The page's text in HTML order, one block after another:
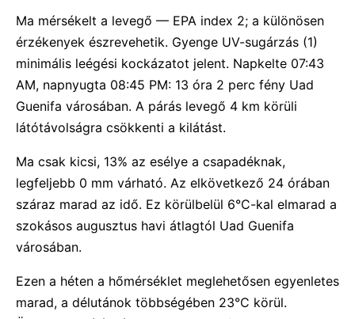
Ma mérsékelt a levegő — EPA index 2; a különösen
érzékenyek észrevehetik. Gyenge UV-sugárzás (1)
minimális leégési kockázatot jelent. Napkelte 07:43
AM, napnyugta 08:45 PM: 13 óra 2 perc fény Uad
Guenifa városában. A párás levegő 4 km körüli
látótávolságra csökkenti a kilátást.
Ma csak kicsi, 13% az esélye a csapadéknak,
legfeljebb 0 mm várható. Az elkövetkező 24 órában
száraz marad az idő. Ez körülbelül 6°C-kal elmarad a
szokásos augusztus havi átlagtól Uad Guenifa
városában.
Ezen a héten a hőmérséklet meglehetősen egyenletes
marad, a délutánok többségében 23°C körül.